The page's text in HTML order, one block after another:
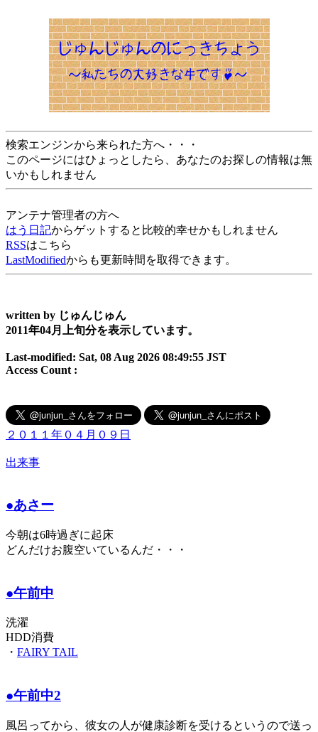
検索エンジンから来られた方へ・・・
このページにはひょっとしたら、あなたのお探しの情報は無
いかもしれません
アンテナ管理者の方へ
はう日記からゲットすると比較的幸せかもしれません
RSSはこちら
LastModifiedからも更新時間を取得できます。
written by じゅんじゅん
2011年04月上旬分を表示しています。
Last-modified: Sat, 08 Aug 2026 08:49:55 JST
Access Count :
２０１１年０４月０９日
出来事
●あさー
今朝は6時過ぎに起床
どんだけお腹空いているんだ・・・
●午前中
洗濯
HDD消費
・ FAIRY TAIL
●午前中2
風呂ってから、彼女の人が健康診断を受けるというので送っ